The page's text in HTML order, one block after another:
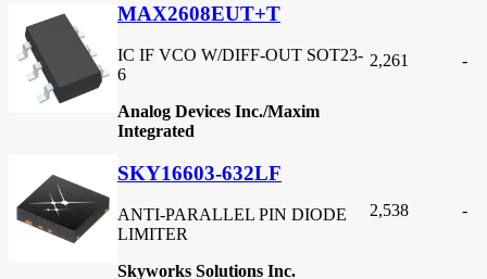
MAX2608EUT+T
IC IF VCO W/DIFF-OUT SOT23-
6
Analog Devices Inc./Maxim
Integrated
2,261 -
SKY16603-632LF
ANTI-PARALLEL PIN DIODE
LIMITER
Skyworks Solutions Inc.
2,538 -